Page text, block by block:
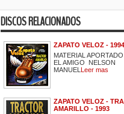
DISCOS RELACIONADOS
ZAPATO VELOZ - 1994
MATERIAL
EL AMIGO NELSON
MANUEL Leer mas
ZAPATO VELOZ -
AMARILLO - 1993